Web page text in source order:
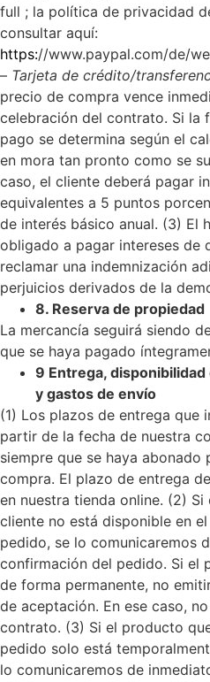
full ; la política de privacidad
consultar aquí:
https://www.paypal.com/de/
– Tarjeta de crédito/
precio de compra vence
celebración del contrato. Si la
pago se determina según el
en mora tan pronto como se
caso, el cliente deberá pagar
equivalentes a 5 puntos
de interés básico anual. (3) El
obligado a pagar intereses de
reclamar una indemnización
perjuicios derivados de la
8. Reserva de propiedad
La mercancía seguirá siendo
que se haya pagado
9 Entrega,
y gastos de envío
(1) Los plazos de entrega que
partir de la fecha de nuestra
siempre que se haya
compra. El plazo de entrega
en nuestra tienda online. (2) Si
cliente no está disponible en
pedido, se lo comunicaremos
confirmación del pedido. Si el
de forma permanente, no
de aceptación. En ese caso,
contrato. (3) Si el producto
pedido solo está
lo comunicaremos de